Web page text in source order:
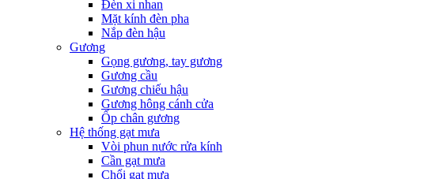
Đèn xi nhan
Mặt kính đèn pha
Nắp đèn hậu
Gương
Gọng gương, tay gương
Gương cầu
Gương chiếu hậu
Gương hông cánh cửa
Ốp chân gương
Hệ thống gạt mưa
Vòi phun nước rửa kính
Cần gạt mưa
Chổi gạt mưa